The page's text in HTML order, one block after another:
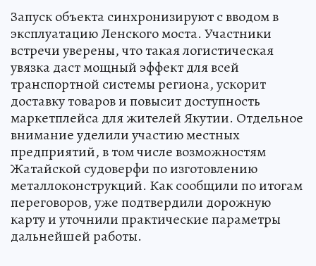
Запуск объекта синхронизируют с вводом в
эксплуатацию Ленского моста. Участники
встречи уверены, что такая логистическая
увязка даст мощный эффект для всей
транспортной системы региона, ускорит
доставку товаров и повысит доступность
маркетплейса для жителей Якутии. Отдельное
внимание уделили участию местных
предприятий, в том числе возможностям
Жатайской судоверфи по изготовлению
металлоконструкций. Как сообщили по итогам
переговоров, уже подтвердили дорожную
карту и уточнили практические параметры
дальнейшей работы.